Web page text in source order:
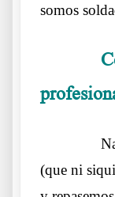
somos
(que ni